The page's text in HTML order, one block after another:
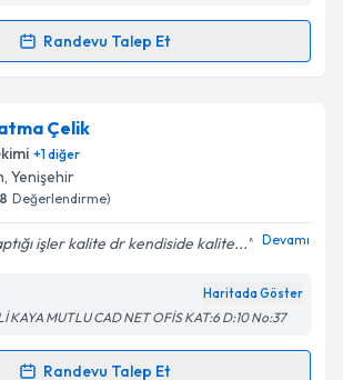
işlenmesine ilişkinAydınlatma
işlenmesini kabul ediyorum.
Takvim Talebini Gönder
Randevu Talep Et
Takvimi Talebi
Seydaiçin randevu takvimi talebi
bu uzmandan randevu almanız için bir
e-posta ile bilgilendireceğiz.
işlenmesine ilişkinAydınlatma
okudum ve kişisel verilerimin belirtilen
işlenmesini kabul ediyorum.
Çelik
+1diğer
, Yenişehir
Değerlendirme)
işler kalite dr kendiside kalite... Devamı
Haritada Göster
KAYA MUTLU CAD NET OFİS KAT:6 D:10 No:37
Randevu Talep Et